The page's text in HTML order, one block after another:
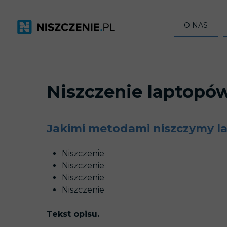
O NAS
EKSPERCI O
Jakimi metodami niszczymy
Niszczenie
Niszczenie
Niszczenie
Niszczenie
Tekst opisu.
Niszczenie